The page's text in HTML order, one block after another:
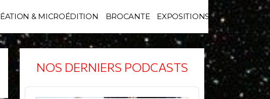
& MICROÉDITION BROCANTE EXPOSITIONS
NOS DERNIERS PODCASTS
Audio